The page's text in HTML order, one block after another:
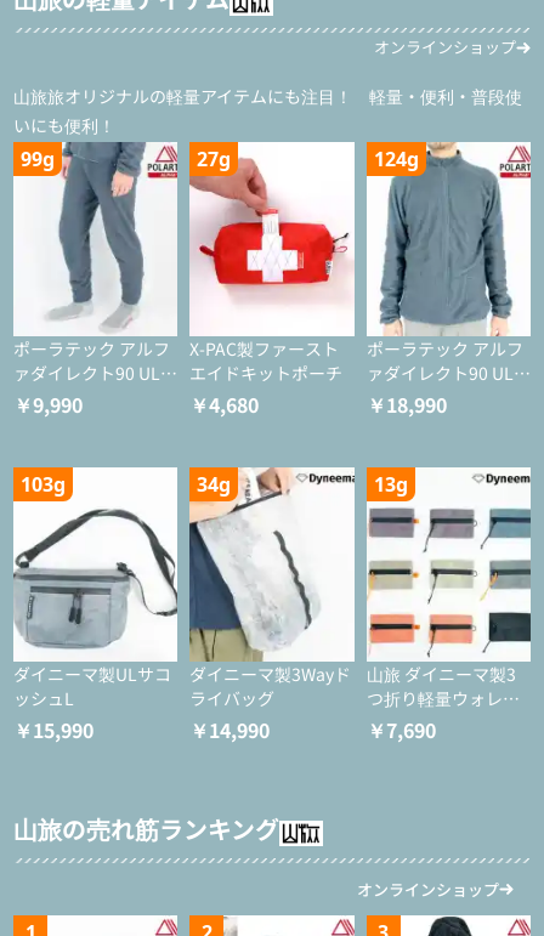
オンラインショップ
山旅旅オリジナルの軽量アイテムにも注目！ 軽量・便利・普段使
いにも便利！
99g
ポーラテック アルフ
ァダイレクト90 ULタ
イツ
￥9,990
27g
X-PAC製ファースト
エイドキットポーチ
￥4,680
124g
ポーラテック アルフ
ァダイレクト90 ULジ
ャケット
￥18,990
103g
ダイニーマ製ULサコ
ッシュL
￥15,990
34g
ダイニーマ製3Wayド
ライバッグ
￥14,990
13g
山旅 ダイニーマ製3
つ折り軽量ウォレッ
ト
￥7,690
山旅の売れ筋ランキング
オンラインショップ